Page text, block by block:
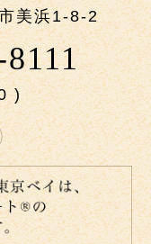
美浜1-8-2
)